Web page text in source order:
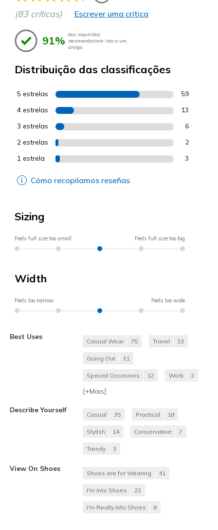
(83 críticas) Escrever uma crítica
91% dos inquiridos
recomendariam isto a um
amigo.
Distribuição das classificações
5 estrelas 59
4 estrelas 13
3 estrelas 6
2 estrelas 2
1 estrela 3
Cómo recopilamos reseñas
Sizing
Feels full size too small Feels full size too big
Width
Feels too narrow Feels too wide
Best Uses
Casual Wear 75 Travel 33
Going Out 31
Special Occasions 12 Work 2
[+Mais]
Describe Yourself
Casual 35 Practical 18
Stylish 14 Conservative 7
Trendy 3
View On Shoes
Shoes are for Wearing 41
I'm Into Shoes 22
I'm Really Into Shoes 8